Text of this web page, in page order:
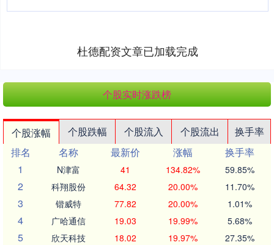
杜德配资文章已加载完成
个股实时涨跌榜
个股涨幅 个股跌幅 个股流入 个股流出
换手率
排名
名称 最新价 涨幅
换手率
1
N津富 41 134.82% 59.85%
2 科翔股份 64.32 20.00% 11.70%
3 锴威特 77.82 20.00% 1.01%
4 广哈通信 19.03 19.99% 5.68%
5 欣天科技 18.02 19.97% 27.35%